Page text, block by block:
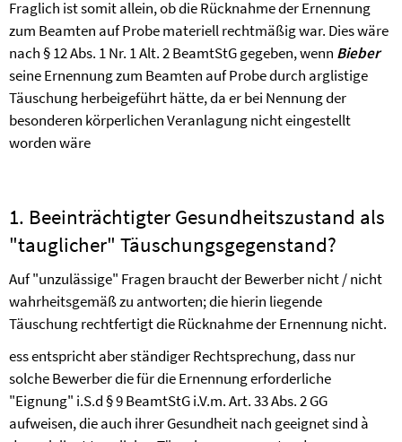
Fraglich ist somit allein, ob die Rücknahme der Ernennung
zum Beamten auf Probe materiell rechtmäßig war. Dies wäre
nach § 12 Abs. 1 Nr. 1 Alt. 2 BeamtStG gegeben, wenn Bieber
seine Ernennung zum Beamten auf Probe durch arglistige
Täuschung herbeigeführt hätte, da er bei Nennung der
besonderen körperlichen Veranlagung nicht eingestellt
worden wäre
1. Beeinträchtigter Gesundheitszustand als
"tauglicher" Täuschungsgegenstand?
Auf "unzulässige" Fragen braucht der Bewerber nicht / nicht
wahrheitsgemäß zu antworten; die hierin liegende
Täuschung rechtfertigt die Rücknahme der Ernennung nicht.
ess entspricht aber ständiger Rechtsprechung, dass nur
solche Bewerber die für die Ernennung erforderliche
"Eignung" i.S.d § 9 BeamtStG i.V.m. Art. 33 Abs. 2 GG
aufweisen, die auch ihrer Gesundheit nach geeignet sind à